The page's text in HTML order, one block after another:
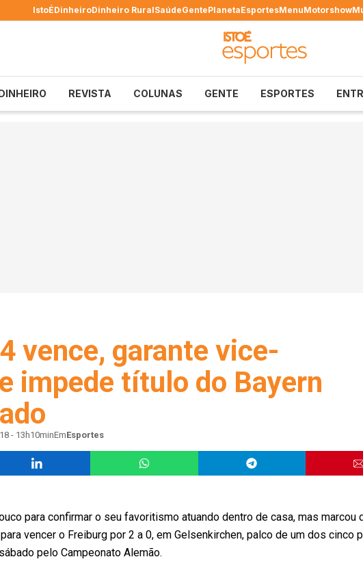
IstoÉDinheiroDinheiro RuralSaúdeGentePlanetaEsportesMenuMotorshow
REVISTA COLUNAS GENTE ESPORTES
vence, garante vice-
impede título do Bayern
- 13h10minEmEsportes
para confirmar o seu favoritismo atuando dentro de casa, mas marcou
vencer o Freiburg por 2 a 0, em Gelsenkirchen, palco de um dos cinco
pelo Campeonato Alemão.